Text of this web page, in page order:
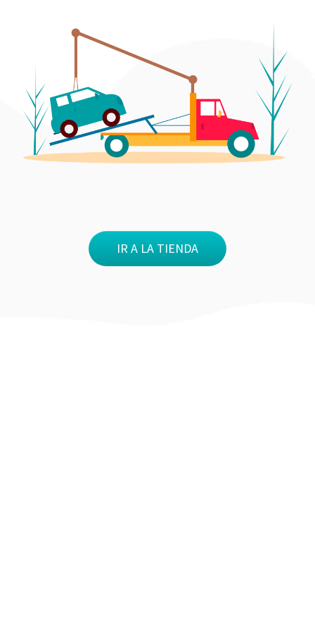
IR A LA TIENDA